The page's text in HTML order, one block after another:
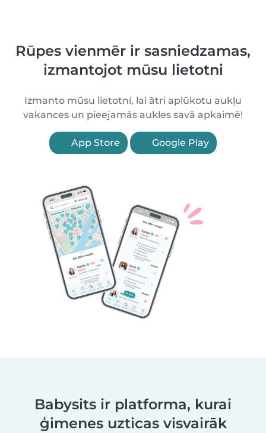
Rūpes vienmēr ir sasniedzamas,
izmantojot mūsu lietotni
Izmanto mūsu lietotni, lai ātri aplūkotu aukļu
vakances un pieejamās aukles savā apkaimē!
App Store Google Play
Babysits ir platforma, kurai
ģimenes uzticas visvairāk